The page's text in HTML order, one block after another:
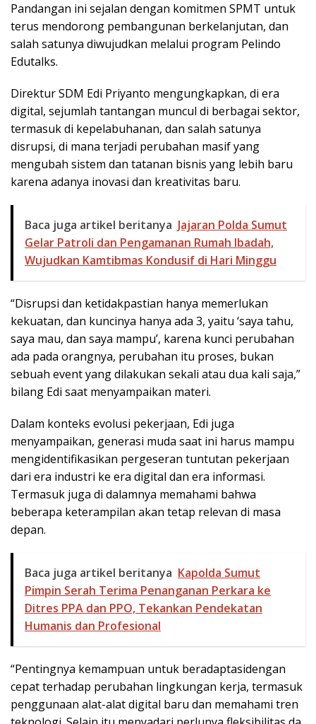
Pandangan ini sejalan dengan komitmen SPMT untuk
terus mendorong pembangunan berkelanjutan, dan
salah satunya diwujudkan melalui program Pelindo
Edutalks.
Direktur SDM Edi Priyanto mengungkapkan, di era
digital, sejumlah tantangan muncul di berbagai sektor,
termasuk di kepelabuhanan, dan salah satunya
disrupsi, di mana terjadi perubahan masif yang
mengubah sistem dan tatanan bisnis yang lebih baru
karena adanya inovasi dan kreativitas baru.
Baca juga artikel beritanya Jajaran Polda Sumut
Gelar Patroli dan Pengamanan Rumah Ibadah,
Wujudkan Kamtibmas Kondusif di Hari Minggu
“Disrupsi dan ketidakpastian hanya memerlukan
kekuatan, dan kuncinya hanya ada 3, yaitu ‘saya tahu,
saya mau, dan saya mampu’, karena kunci perubahan
ada pada orangnya, perubahan itu proses, bukan
sebuah event yang dilakukan sekali atau dua kali saja,”
bilang Edi saat menyampaikan materi.
Dalam konteks evolusi pekerjaan, Edi juga
menyampaikan, generasi muda saat ini harus mampu
mengidentifikasikan pergeseran tuntutan pekerjaan
dari era industri ke era digital dan era informasi.
Termasuk juga di dalamnya memahami bahwa
beberapa keterampilan akan tetap relevan di masa
depan.
Baca juga artikel beritanya Kapolda Sumut
Pimpin Serah Terima Penanganan Perkara ke
Ditres PPA dan PPO, Tekankan Pendekatan
Humanis dan Profesional
“Pentingnya kemampuan untuk beradaptasidengan
cepat terhadap perubahan lingkungan kerja, termasuk
penggunaan alat-alat digital baru dan memahami tren